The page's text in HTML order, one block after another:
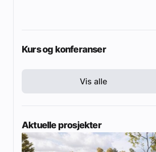
Kurs og konferanser
Vis alle
Aktuelle prosjekter